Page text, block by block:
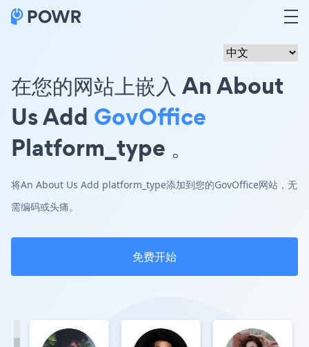
在您的网站上嵌入 An About
Us Add GovOffice
Platform_type 。
将An About Us Add platform_type添加到您的GovOffice网站，无
需编码或头痛。
免费开始